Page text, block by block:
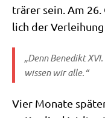
trä­rer sein. Am
lich der
„Denn Bene­dikt
wis­sen wir alle.“
Vier Mona­te